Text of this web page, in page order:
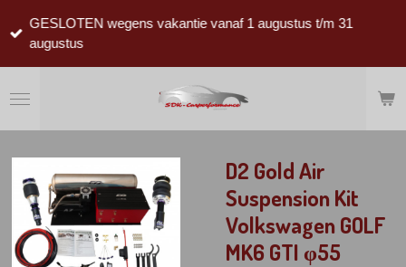
direct
hoofdinhoud
GESLOTEN wegens vakantie vanaf 1 augustus t/m 31
augustus
D2 Gold Air
Suspension Kit
Volkswagen GOLF
MK6 GTI φ55